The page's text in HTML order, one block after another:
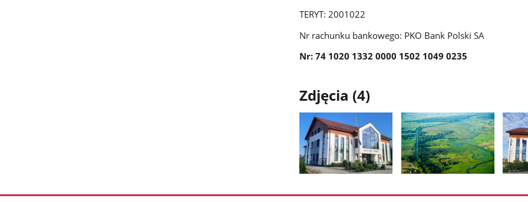
TERYT: 2001022
Nr rachunku bankowego: PKO Bank Polski SA
Nr: 74 1020 1332 0000 1502 1049 0235
Zdjęcia (4)
zdjęcie
zdjęcie